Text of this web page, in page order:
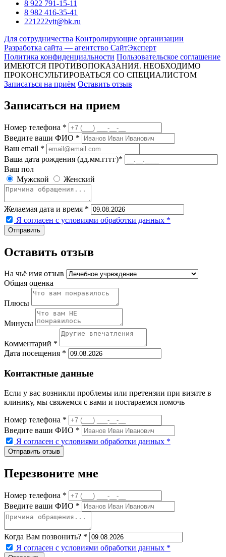
8 922 791-15-11
8 982 416-35-41
221222vit@bk.ru
Для сотрудничества Контролирующие организации
Разработка сайта — агентство СайтЭксперт
Политика конфиденциальности Пользовательское соглашение
ИМЕЮТСЯ ПРОТИВОПОКАЗАНИЯ. НЕОБХОДИМО
ПРОКОНСУЛЬТИРОВАТЬСЯ СО СПЕЦИАЛИСТОМ
Записаться на приём Оставить отзыв
Записаться на прием
Номер телефона *
Введите ваши ФИО *
Ваш email *
Ваша дата рождения (дд.мм.гггг)*
Ваш пол
Мужской
Женский
Желаемая дата и время *
Я согласен с условиями обработки данных *
Оставить отзыв
На чьё имя отзыв
Общая оценка
Плюсы
Минусы
Комментарий *
Дата посещения *
Контактные данные
Если у вас возникли проблемы или претензии при визите в
клинику, мы свяжемся с вами и постараемся помочь
Номер телефона *
Введите ваши ФИО *
Я согласен с условиями обработки данных *
Перезвоните мне
Номер телефона *
Введите ваши ФИО *
Когда Вам позвонить? *
Я согласен с условиями обработки данных *